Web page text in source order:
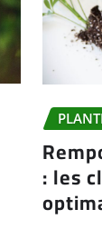
: les